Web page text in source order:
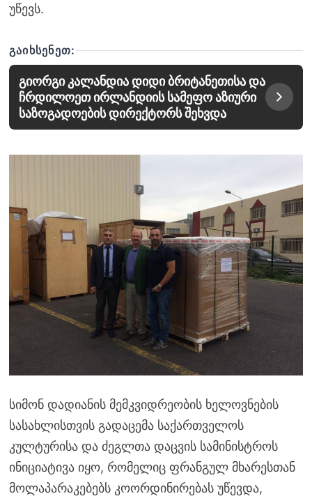
უწევს.
ᲒᲐᲘᲮᲡᲔᲜᲔᲗ:
გიორგი კალანდია დიდი ბრიტანეთისა და
ჩრდილოეთ ირლანდიის სამეფო აზიური
საზოგადოების დირექტორს შეხვდა
სიმონ დადიანის მემკვიდრეობის ხელოვნების
სასახლისთვის გადაცემა საქართველოს
კულტურისა და ძეგლთა დაცვის სამინისტროს
ინიციატივა იყო, რომელიც ფრანგულ მხარესთან
მოლაპარაკებებს კოორდინირებას უწევდა,